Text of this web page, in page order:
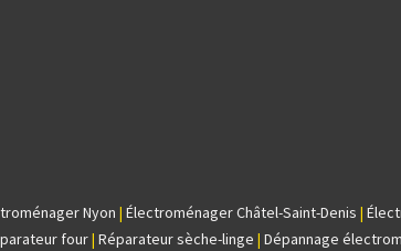
Nyon | Électroménager Châtel-Saint-Denis |
four| Réparateur sèche-linge | Dépannage